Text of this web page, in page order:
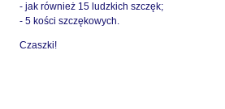
- jak również 15 ludzkich szczęk;
- 5 kości szczękowych.
Czaszki!